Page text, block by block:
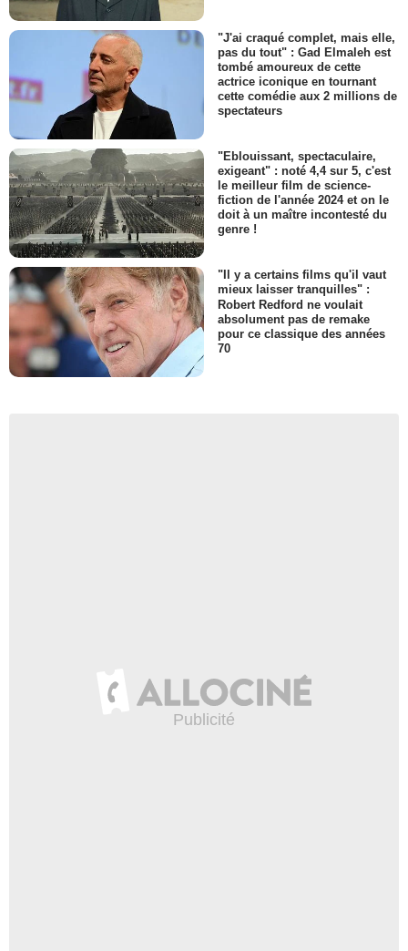
"J'ai craqué complet, mais elle,
pas du tout" : Gad Elmaleh est
tombé amoureux de cette
actrice iconique en tournant
cette comédie aux 2 millions de
spectateurs
"Eblouissant, spectaculaire,
exigeant" : noté 4,4 sur 5, c'est
le meilleur film de science-
fiction de l'année 2024 et on le
doit à un maître incontesté du
genre !
"Il y a certains films qu'il vaut
mieux laisser tranquilles" :
Robert Redford ne voulait
absolument pas de remake
pour ce classique des années
70